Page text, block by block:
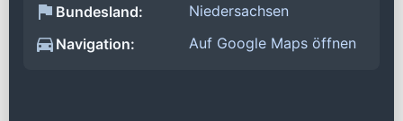
Bundesland:
Niedersachsen
Navigation:
Auf Google Maps öffnen